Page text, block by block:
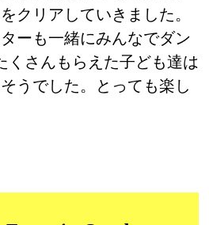
クリアしていきました。
ーも一緒にみんなでダン
くさんもらえた子ども達は
うでした。とっても楽し